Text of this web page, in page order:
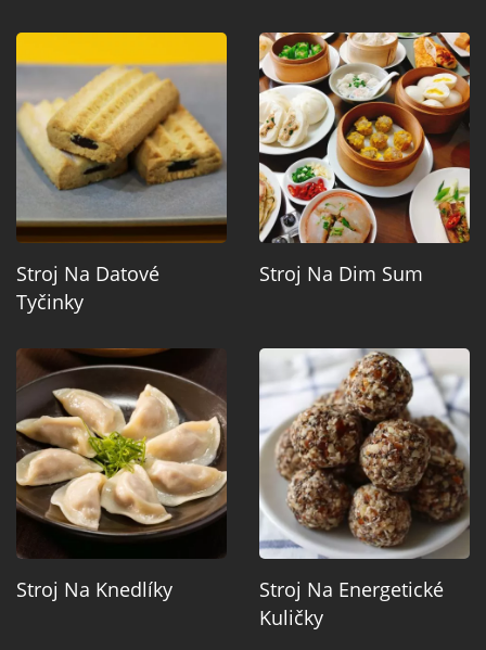
Stroj Na Datové
Tyčinky
Stroj Na Dim Sum
Stroj Na Knedlíky
Stroj Na Energetické
Kuličky